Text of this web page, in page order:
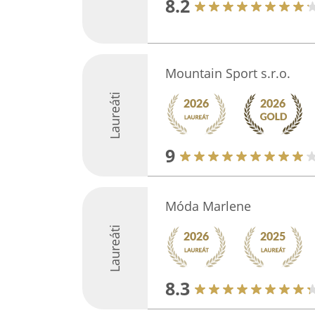
8.2
Laureáti
Mountain Sport s.r.o.
9
Laureáti
Móda Marlene
8.3